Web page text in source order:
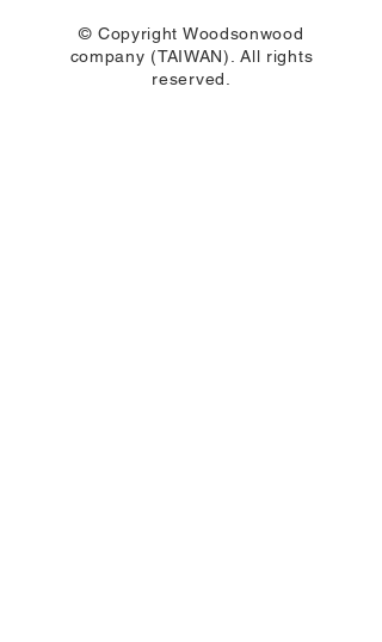
© Copyright Woodsonwood
company (TAIWAN). All rights
reserved.